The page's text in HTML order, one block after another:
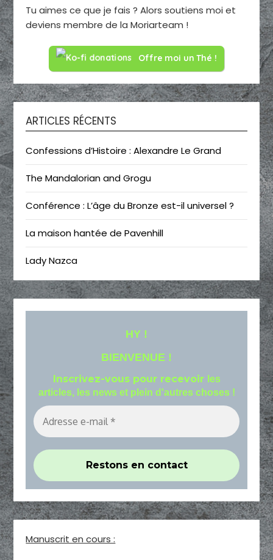
Tu aimes ce que je fais ? Alors soutiens moi et
deviens membre de la Moriarteam !
Offre moi un Thé !
ARTICLES RÉCENTS
Confessions d’Histoire : Alexandre Le Grand
The Mandalorian and Grogu
Conférence : L’âge du Bronze est-il universel ?
La maison hantée de Pavenhill
Lady Nazca
HY !
BIENVENUE !
Inscrivez-vous pour recevoir les
articles, les news et plein d'autres choses !
Manuscrit en cours :